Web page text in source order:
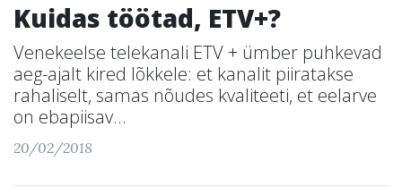
Kuidas töötad, ETV+?
Venekeelse telekanali ETV + ümber puhkevad
aeg-ajalt kired lõkkele: et kanalit piiratakse
rahaliselt, samas nõudes kvaliteeti, et eelarve
on ebapiisav...
20/02/2018